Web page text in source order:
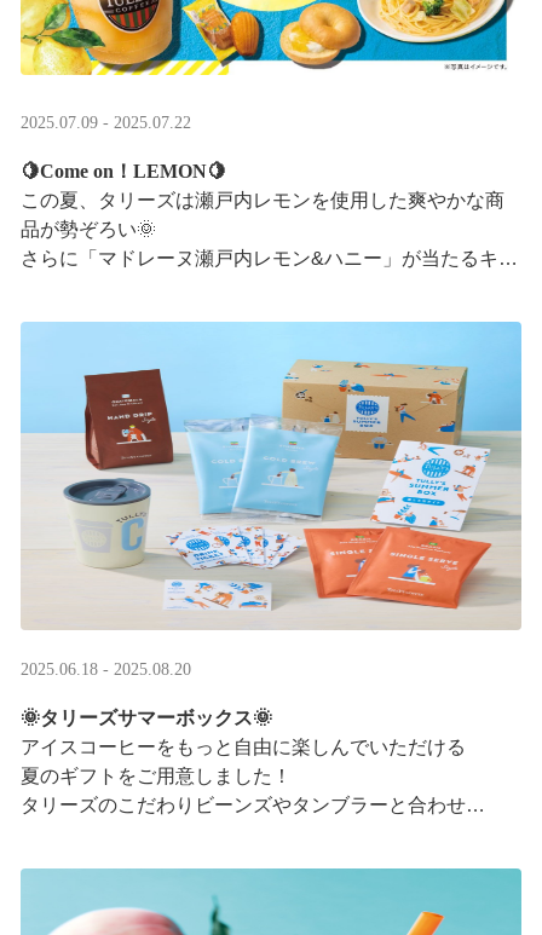
2025.07.09 - 2025.07.22
🍋Come on！LEMON🍋
この夏、タリーズは瀬戸内レモンを使用した爽やかな商
品が勢ぞろい🌞
さらに「マドレーヌ瀬戸内レモン&ハニー」が当たるキャ
2025.06.18 - 2025.08.20
🌞タリーズサマーボックス🌞
アイスコーヒーをもっと自由に楽しんでいただける
夏のギフトをご用意しました！
タリーズのこだわりビーンズやタンブラーと合わせ、